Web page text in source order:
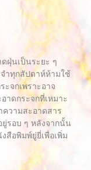
ฝุ่นเป็นระยะ ๆ
ำทุกสัปดาห์ห้ามใช้
จกเพราะอาจ
าดกระจกที่เหมาะ
วามสะอาดสาร
รอบ ๆ หลังจากนั้น
สือพิมพ์ยู่ยี่เพื่อเพิ่ม